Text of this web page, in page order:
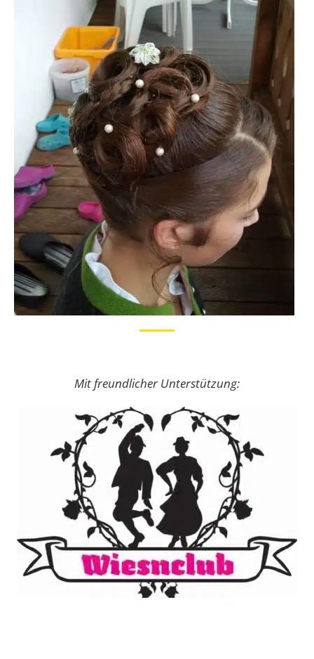
Mit freundlicher Unterstützung: